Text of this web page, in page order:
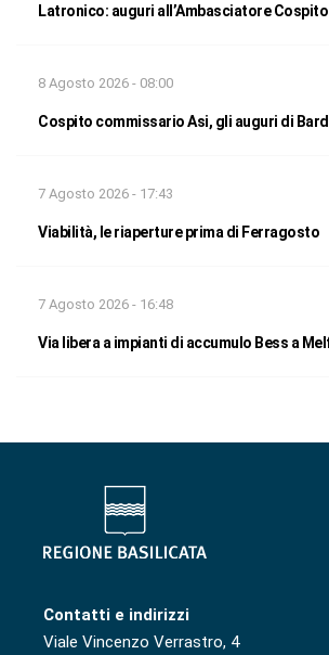
Latronico: auguri all’Ambasciatore Cospito
8 Agosto 2026 - 08:00
Cospito commissario Asi, gli auguri di
7 Agosto 2026 - 17:43
Viabilità, le riaperture prima di Ferragosto
7 Agosto 2026 - 16:48
Via libera a impianti di accumulo Bess a
Contatti e indirizzi
Viale Vincenzo Verrastro, 4